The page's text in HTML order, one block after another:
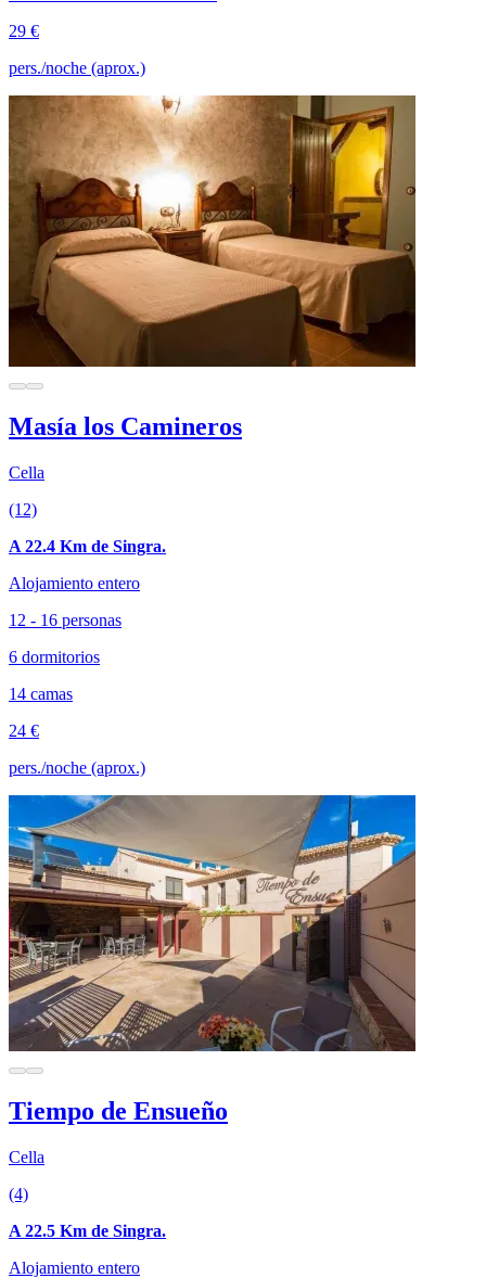
29 €
pers./noche (aprox.)
Masía los Camineros
Cella
(12)
A 22.4 Km de Singra.
Alojamiento entero
12 - 16 personas
6 dormitorios
14 camas
24 €
pers./noche (aprox.)
Tiempo de Ensueño
Cella
(4)
A 22.5 Km de Singra.
Alojamiento entero